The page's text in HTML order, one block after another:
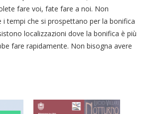
fare voi, fate fare a noi. Non
tempi che si prospettano per la bonifica
localizzazioni dove la bonifica è più
fare rapidamente. Non bisogna avere